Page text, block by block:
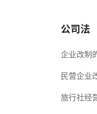
间？
公司法
企业改制
后国企员
民营企业
对隐形债
旅行社经